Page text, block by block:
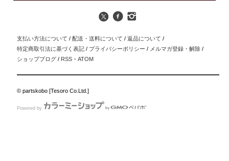
支払い方法について / 配送・送料について / 返品について /
特定商取引法に基づく表記 / プライバシーポリシー / メルマガ登録・解除 /
ショップブログ / RSS ・ATOM
© partskobo [Tesoro Co.Ltd.]
Powered by